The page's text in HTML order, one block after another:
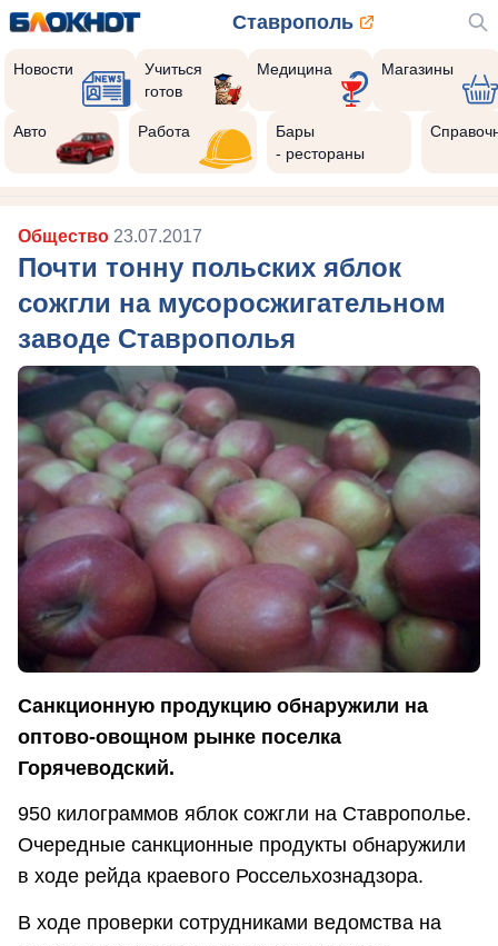
Ставрополь
Новости
Учиться
готов
Медицина Магазины
Авто Работа
Бары
- рестораны
Общество 23.07.2017
Почти тонну польских яблок
сожгли на мусоросжигательном
заводе Ставрополья
Санкционную продукцию обнаружили на
оптово-овощном рынке поселка
Горячеводский.
950 килограммов яблок сожгли на Ставрополье.
Очередные санкционные продукты обнаружили
в ходе рейда краевого Россельхознадзора.
В ходе проверки сотрудниками ведомства на